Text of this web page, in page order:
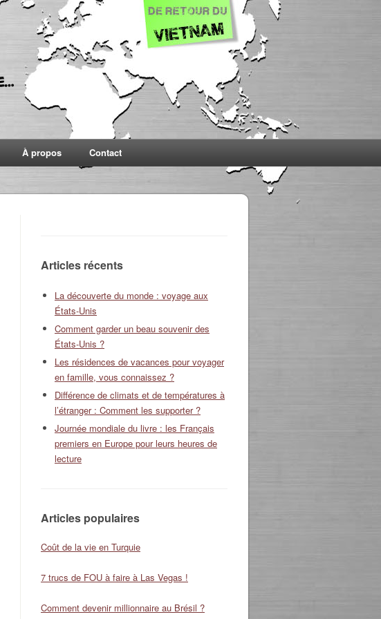
À propos Contact
Articles récents
La découverte du monde : voyage aux
États-Unis
Comment garder un beau souvenir des
États-Unis ?
Les résidences de vacances pour voyager
en famille, vous connaissez ?
Différence de climats et de températures à
l’étranger : Comment les supporter ?
Journée mondiale du livre : les Français
premiers en Europe pour leurs heures de
lecture
Articles populaires
Coût de la vie en Turquie
7 trucs de FOU à faire à Las Vegas !
Comment devenir millionnaire au Brésil ?